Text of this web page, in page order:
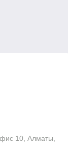
10, Алматы,